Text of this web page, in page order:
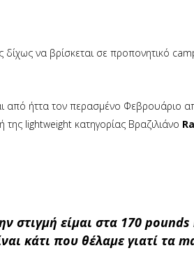
να βρίσκεται σε προπονητικό
από ήττα τον περασμένο Φεβρουάριο
lightweight κατηγορίας Βραζιλιάνο
στιγμή είμαι στα 170 pounds
κάτι που θέλαμε γιατί τα